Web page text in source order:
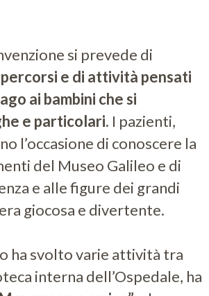
si prevede di
e di attività pensati
ai bambini che si
e particolari. I pazienti,
l’occasione di conoscere la
del Museo Galileo e di
e alle figure dei grandi
giocosa e divertente.
ha svolto varie attività tra
interna dell’Ospedale, ha